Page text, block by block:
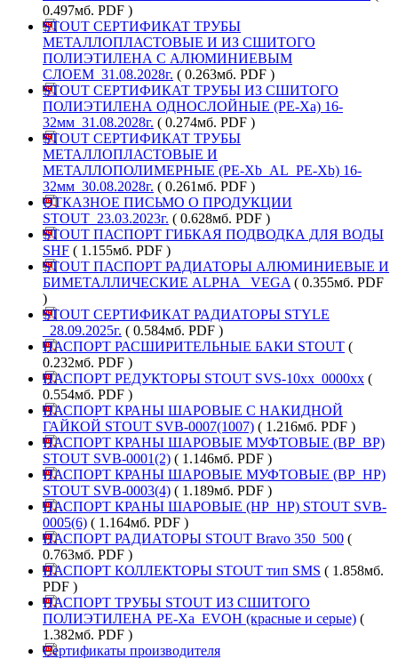
0.497мб. PDF )
STOUT СЕРТИФИКАТ ТРУБЫ
МЕТАЛЛОПЛАСТОВЫЕ И ИЗ СШИТОГО
ПОЛИЭТИЛЕНА С АЛЮМИНИЕВЫМ
СЛОЕМ_31.08.2028г. ( 0.263мб. PDF )
STOUT СЕРТИФИКАТ ТРУБЫ ИЗ СШИТОГО
ПОЛИЭТИЛЕНА ОДНОСЛОЙНЫЕ (PE-Xa) 16-
32мм_31.08.2028г. ( 0.274мб. PDF )
STOUT СЕРТИФИКАТ ТРУБЫ
МЕТАЛЛОПЛАСТОВЫЕ И
МЕТАЛЛОПОЛИМЕРНЫЕ (PE-Xb_AL_PE-Xb) 16-
32мм_30.08.2028г. ( 0.261мб. PDF )
ОТКАЗНОЕ ПИСЬМО О ПРОДУКЦИИ
STOUT_23.03.2023г. ( 0.628мб. PDF )
STOUT ПАСПОРТ ГИБКАЯ ПОДВОДКА ДЛЯ ВОДЫ
SHF ( 1.155мб. PDF )
STOUT ПАСПОРТ РАДИАТОРЫ АЛЮМИНИЕВЫЕ И
БИМЕТАЛЛИЧЕСКИЕ ALPHA _VEGA ( 0.355мб. PDF
)
STOUT СЕРТИФИКАТ РАДИАТОРЫ STYLE
_28.09.2025г. ( 0.584мб. PDF )
ПАСПОРТ РАСШИРИТЕЛЬНЫЕ БАКИ STOUT (
0.232мб. PDF )
ПАСПОРТ РЕДУКТОРЫ STOUT SVS-10хх_0000хх (
0.554мб. PDF )
ПАСПОРТ КРАНЫ ШАРОВЫЕ С НАКИДНОЙ
ГАЙКОЙ STOUT SVВ-0007(1007) ( 1.216мб. PDF )
ПАСПОРТ КРАНЫ ШАРОВЫЕ МУФТОВЫЕ (ВР_ВР)
STOUT SVB-0001(2) ( 1.146мб. PDF )
ПАСПОРТ КРАНЫ ШАРОВЫЕ МУФТОВЫЕ (ВР_НР)
STOUT SVB-0003(4) ( 1.189мб. PDF )
ПАСПОРТ КРАНЫ ШАРОВЫЕ (НР_НР) STOUT SVB-
0005(6) ( 1.164мб. PDF )
ПАСПОРТ РАДИАТОРЫ STOUT Bravo 350_500 (
0.763мб. PDF )
ПАСПОРТ КОЛЛЕКТОРЫ STOUT тип SMS ( 1.858мб.
PDF )
ПАСПОРТ ТРУБЫ STOUT ИЗ СШИТОГО
ПОЛИЭТИЛЕНА PE-Xa_EVOH (красные и серые) (
1.382мб. PDF )
Сертификаты производителя